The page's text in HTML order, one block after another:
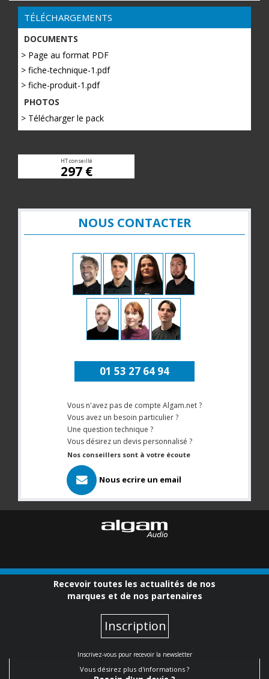
TÉLÉCHARGEMENTS
DOCUMENTS
> Page au format PDF
> fiche-technique-1.pdf
> fiche-produit-1.pdf
PHOTOS
> Télécharger le pack
HT conseillé
297 €
NOUS CONTACTER
01 53 27 64 94
Vous n'avez pas de compte Algam.net ?
Vous avez un besoin particulier ?
Une question technique ?
Vous désirez un devis personnalisé ?
Nos conseillers sont à votre écoute
Nous ecrire un email
Recevoir toutes les actualités de nos
marques et de nos partenaires
Inscription
Inscrivez-vous pour recevoir la newsletter
Vous désirez plus d'informations ?